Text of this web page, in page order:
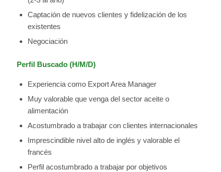
Captación de nuevos clientes y fidelización de los
existentes
Negociación
Perfil Buscado (H/M/D)
Experiencia como Export Area Manager
Muy valorable que venga del sector aceite o
alimentación
Acostumbrado a trabajar con clientes internacionales
Imprescindible nivel alto de inglés y valorable el
francés
Perfil acostumbrado a trabajar por objetivos